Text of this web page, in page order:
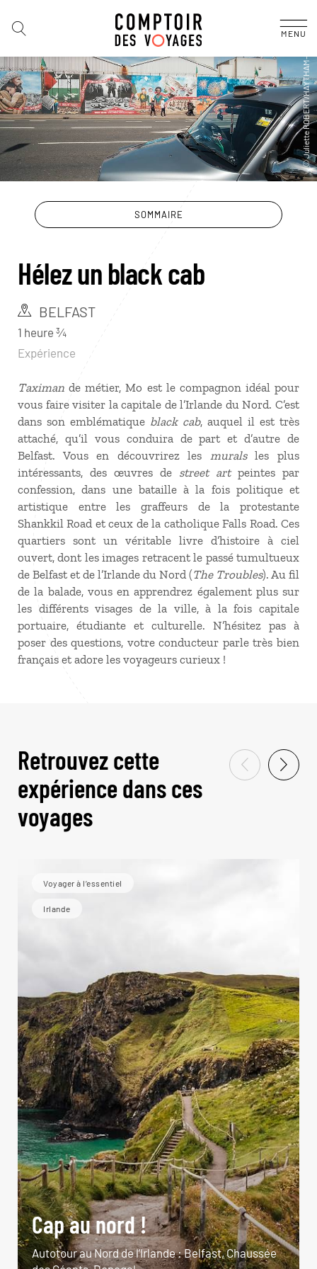
MENU
SOMMAIRE
Hélez un black cab
BELFAST
1 heure ¾
Expérience
Taximan de métier, Mo est le compagnon idéal pour
vous faire visiter la capitale de l’Irlande du Nord. C’est
dans son emblématique black cab, auquel il est très
attaché, qu’il vous conduira de part et d’autre de
Belfast. Vous en découvrirez les muralsles plus
intéressants, des œuvres de street artpeintes par
confession, dans une bataille à la fois politique et
artistique entre les graffeurs de la protestante
Shankkil Road et ceux de la catholique Falls Road. Ces
quartiers sont un véritable livre d’histoire à ciel
ouvert, dont les images retracent le passé tumultueux
de Belfast et de l’Irlande du Nord (The Troubles). Au fil
de la balade, vous en apprendrez également plus sur
les différents visages de la ville, à la fois capitale
portuaire, étudiante et culturelle. N’hésitez pas à
poser des questions, votre conducteur parle très bien
français et adore les voyageurs curieux !
Retrouvez cette
expérience dans ces
voyages
Voyager à l’essentiel
Irlande
Cap au nord !
Autotour au Nord de l’Irlande : Belfast, Chaussée